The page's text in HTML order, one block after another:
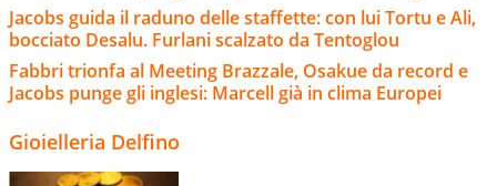
Jacobs guida il raduno delle staffette: con lui Tortu e Ali,
bocciato Desalu. Furlani scalzato da Tentoglou
Fabbri trionfa al Meeting Brazzale, Osakue da record e
Jacobs punge gli inglesi: Marcell già in clima Europei
Gioielleria Delfino